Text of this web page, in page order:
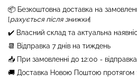
📦 Безкоштовна доставка на
[рахується після знижки]
✔️ Власний склад та актуальна
📆 Відправка 7 днів на тиждень
📥 При замовленні до 12:00 -
🚚 Доставка Новою Поштою протягом